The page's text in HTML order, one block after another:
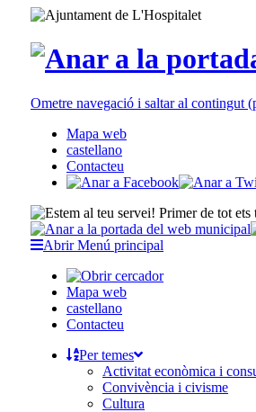
Ometre navegació i saltar al contingut
Mapa web
castellano
Contacteu
Abrir Menú principal
Mapa web
castellano
Contacteu
Per temes
Activitat econòmica i
Convivència i civisme
Cultura